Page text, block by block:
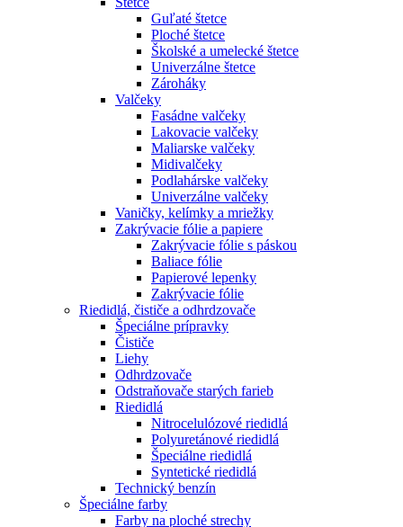
Guľaté štetce
Ploché štetce
Školské a umelecké štetce
Univerzálne štetce
Zároháky
Valčeky
Fasádne valčeky
Lakovacie valčeky
Maliarske valčeky
Midivalčeky
Podlahárske valčeky
Univerzálne valčeky
Vaničky, kelímky a mriežky
Zakrývacie fólie a papiere
Zakrývacie fólie s páskou
Baliace fólie
Papierové lepenky
Zakrývacie fólie
Riedidlá, čističe a odhrdzovače
Špeciálne prípravky
Čističe
Liehy
Odhrdzovače
Odstraňovače starých farieb
Riedidlá
Nitrocelulózové riedidlá
Polyuretánové riedidlá
Špeciálne riedidlá
Syntetické riedidlá
Technický benzín
Špeciálne farby
Farby na ploché strechy